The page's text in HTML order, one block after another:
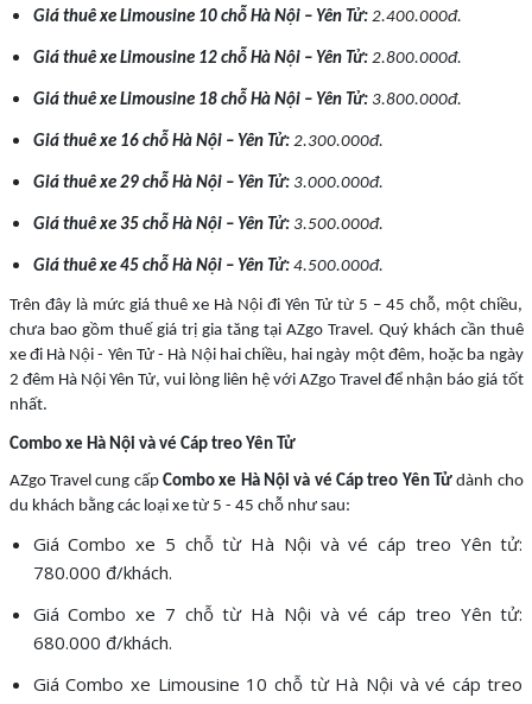
Giá thuê xe Limousine 10 chỗ Hà Nội – Yên Tử:2.400.000đ.
Giá thuê xe Limousine 12 chỗ Hà Nội – Yên Tử:2.800.000đ.
Giá thuê xe Limousine 18 chỗ Hà Nội – Yên Tử:3.800.000đ.
Giá thuê xe 16 chỗ Hà Nội – Yên Tử:2.300.000đ.
Giá thuê xe 29 chỗ Hà Nội – Yên Tử:3.000.000đ.
Giá thuê xe 35 chỗ Hà Nội – Yên Tử:3.500.000đ.
Giá thuê xe 45 chỗ Hà Nội – Yên Tử:4.500.000đ.
Trên đây là mức giá thuê xe Hà Nội đi Yên Tử từ 5 – 45 chỗ, một chiều,
chưa bao gồm thuế giá trị gia tăng tại AZgo Travel. Quý khách cần thuê
xe đi Hà Nội - Yên Tử - Hà Nội hai chiều, hai ngày một đêm, hoặc ba ngày
2 đêm Hà Nội Yên Tử, vui lòng liên hệ với AZgo Travel để nhận báo giá tốt
nhất.
Combo xe Hà Nội và vé Cáp treo Yên Tử
AZgo Travel cung cấp Combo xe Hà Nội và vé Cáp treo Yên Tửdành cho
du khách bằng các loại xe từ 5 - 45 chỗ như sau:
Giá Combo xe 5 chỗ từ Hà Nội và vé cáp treo Yên tử:
780.000 đ/khách.
Giá Combo xe 7 chỗ từ Hà Nội và vé cáp treo Yên tử:
680.000 đ/khách.
Giá Combo xe Limousine 10 chỗ từ Hà Nội và vé cáp treo